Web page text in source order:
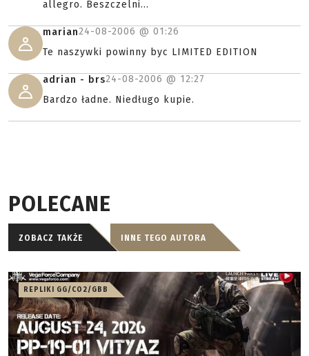
allegro. Beszczelni...
marian24-08-2006 @ 01:26
Te naszywki powinny byc LIMITED EDITION
adrian - brs24-08-2006 @ 12:27
Bardzo ładne. Niedługo kupie.
POLECANE
ZOBACZ TAKŻE INNE TEGO AUTORA
REPLIKI GG/CO2/GBB